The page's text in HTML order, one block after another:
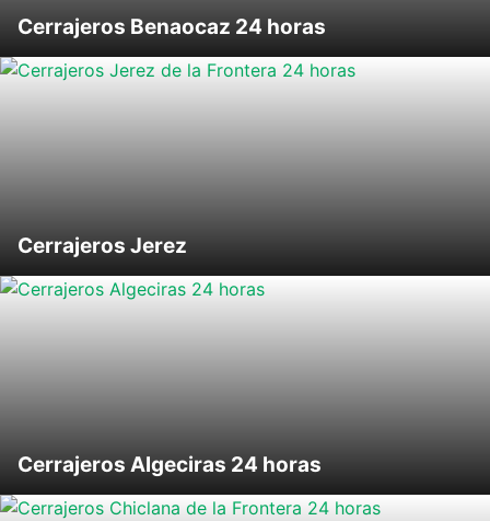
Cerrajeros Benaocaz 24 horas
Cerrajeros Jerez
Cerrajeros Algeciras 24 horas